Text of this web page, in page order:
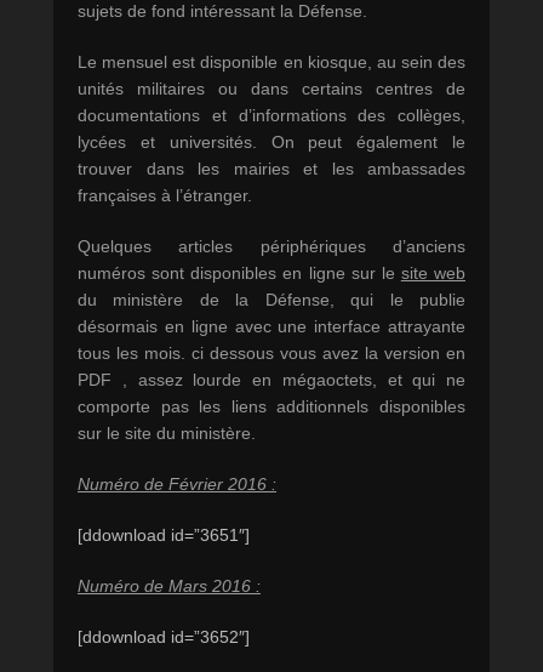
sujets de fond intéressant la Défense.
Le mensuel est disponible en kiosque, au sein des
unités militaires ou dans certains centres de
documentations et d’informations des collèges,
lycées et universités. On peut également le
trouver dans les mairies et les ambassades
françaises à l’étranger.
Quelques articles périphériques d’anciens
numéros sont disponibles en ligne sur le site web
du ministère de la Défense, qui le publie
désormais en ligne avec une interface attrayante
tous les mois. ci dessous vous avez la version en
PDF , assez lourde en mégaoctets, et qui ne
comporte pas les liens additionnels disponibles
sur le site du ministère.
Numéro de Février 2016 :
[ddownload id=”3651″]
Numéro de Mars 2016 :
[ddownload id=”3652″]